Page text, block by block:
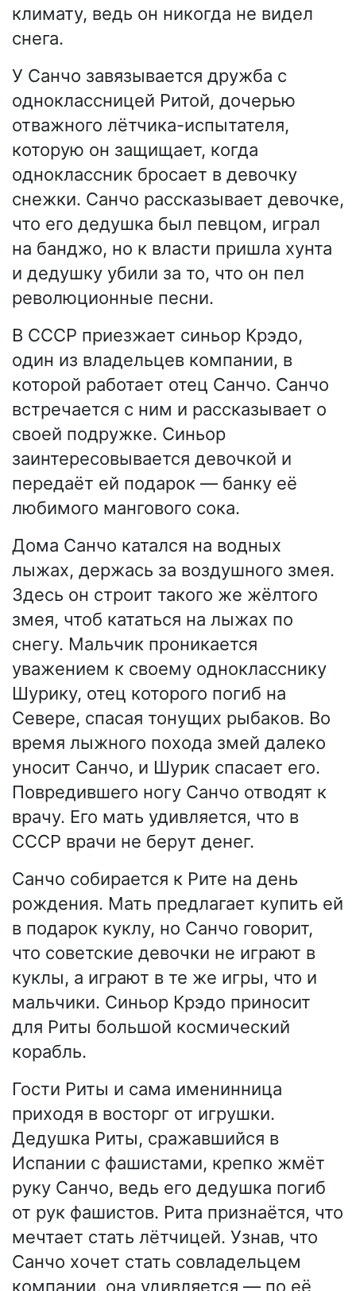
климату, ведь он никогда не видел
снега.
У Санчо завязывается дружба с
одноклассницей Ритой, дочерью
отважного лётчика-испытателя,
которую он защищает, когда
одноклассник бросает в девочку
снежки. Санчо рассказывает девочке,
что его дедушка был певцом, играл
на банджо, но к власти пришла хунта
и дедушку убили за то, что он пел
революционные песни.
В СССР приезжает синьор Крэдо,
один из владельцев компании, в
которой работает отец Санчо. Санчо
встречается с ним и рассказывает о
своей подружке. Синьор
заинтересовывается девочкой и
передаёт ей подарок — банку её
любимого мангового сока.
Дома Санчо катался на водных
лыжах, держась за воздушного змея.
Здесь он строит такого же жёлтого
змея, чтоб кататься на лыжах по
снегу. Мальчик проникается
уважением к своему однокласснику
Шурику, отец которого погиб на
Севере, спасая тонущих рыбаков. Во
время лыжного похода змей далеко
уносит Санчо, и Шурик спасает его.
Повредившего ногу Санчо отводят к
врачу. Его мать удивляется, что в
СССР врачи не берут денег.
Санчо собирается к Рите на день
рождения. Мать предлагает купить ей
в подарок куклу, но Санчо говорит,
что советские девочки не играют в
куклы, а играют в те же игры, что и
мальчики. Синьор Крэдо приносит
для Риты большой космический
корабль.
Гости Риты и сама именинница
приходя в восторг от игрушки.
Дедушка Риты, сражавшийся в
Испании с фашистами, крепко жмёт
руку Санчо, ведь его дедушка погиб
от рук фашистов. Рита признаётся, что
мечтает стать лётчицей. Узнав, что
Санчо хочет стать совладельцем
компании, она удивляется — по её